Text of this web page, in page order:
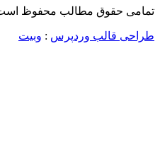
تمامی حقوق مطالب محفوظ
طراحی قالب وردپرس : وبیت